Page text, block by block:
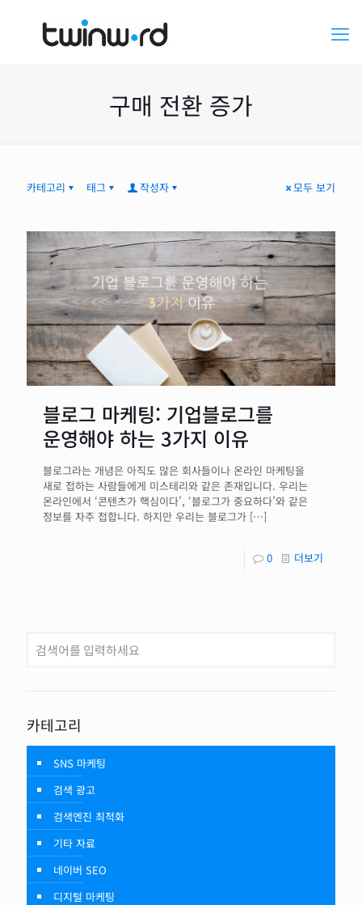
구매 전환 증가
카테고리 태그 작성자 모두 보기
블로그 마케팅: 기업블로그를
운영해야 하는 3가지 이유
블로그라는 개념은 아직도 많은 회사들이나 온라인 마케팅을
새로 접하는 사람들에게 미스테리와 같은 존재입니다. 우리는
온라인에서 ‘콘텐츠가 핵심이다’, ‘블로그가 중요하다’와 같은
정보를 자주 접합니다. 하지만 우리는 블로그가 […]
0 더보기
카테고리
SNS 마케팅
검색 광고
검색엔진 최적화
기타 자료
네이버 SEO
디지털 마케팅